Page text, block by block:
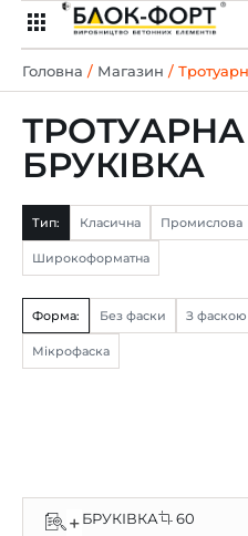
Головна / Магазин /
БРУКІВКА
Класична Промислова
Широкоформатна
Тип:
Без фаски З фаскою
Мікрофаска
Форма:
+ БРУКІВКА 60